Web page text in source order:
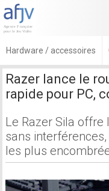
Hardware / accessoires
Razer lance le
rapide pour PC,
Le Razer Sila
sans
les plus